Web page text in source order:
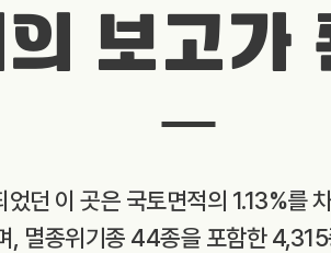
보고가
던 이 곳은 국토면적의 1.13%를
, 멸종위기종 44종을 포함한